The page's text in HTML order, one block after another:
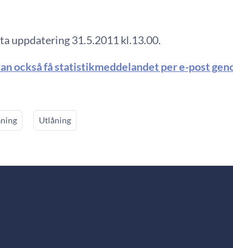
uppdatering 31.5.2011 kl.13.00.
också få statistikmeddelandet per e-post
Utlåning